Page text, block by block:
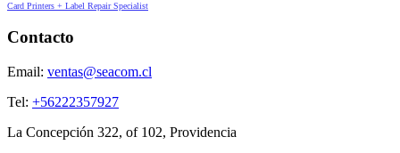
Card Printers + Label Repair Specialist
Contacto
Email: ventas@seacom.cl
Tel: +56222357927
La Concepción 322, of 102, Providencia